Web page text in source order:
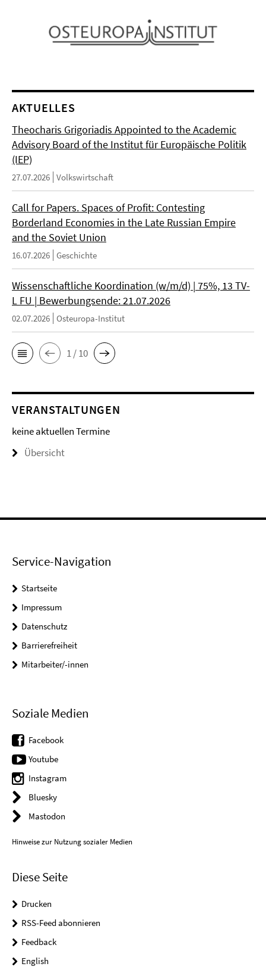
AKTUELLES
Theocharis Grigoriadis Appointed to the Academic
Advisory Board of the Institut für Europäische Politik
(IEP)
27.07.2026 Volkswirtschaft
Call for Papers. Spaces of Profit: Contesting
Borderland Economies in the Late Russian Empire
and the Soviet Union
16.07.2026 Geschichte
Wissenschaftliche Koordination (w/m/d) | 75%, 13 TV-
L FU | Bewerbungsende: 21.07.2026
02.07.2026 Osteuropa-Institut
1 / 10
VERANSTALTUNGEN
keine aktuellen Termine
Übersicht
Service-Navigation
Startseite
Impressum
Datenschutz
Barrierefreiheit
Mitarbeiter/-innen
Soziale Medien
Facebook
Youtube
Instagram
Bluesky
Mastodon
Hinweise zur Nutzung sozialer Medien
Diese Seite
Drucken
RSS-Feed abonnieren
Feedback
English